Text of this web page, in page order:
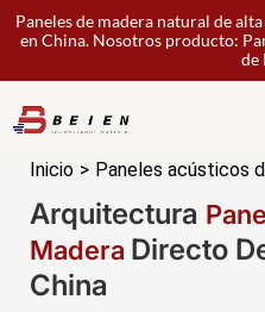
Paneles de madera natural de
en China. Nosotros producto:
de
Inicio > Paneles acústicos
Arquitectura
Madera Directo
China